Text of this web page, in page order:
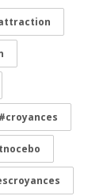
#croyances